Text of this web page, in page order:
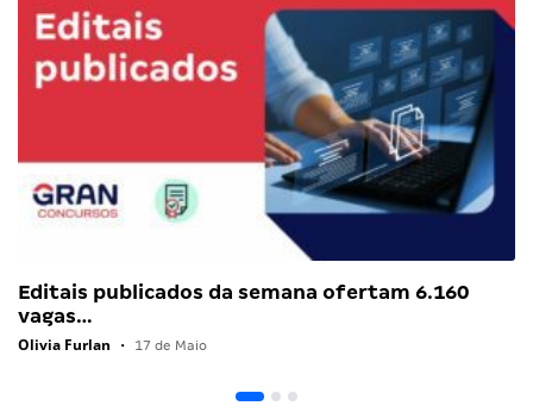
Editais publicados da semana ofertam 6.160
vagas…
Olivia Furlan • 17 de Maio